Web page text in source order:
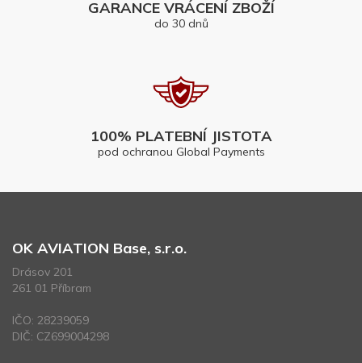
GARANCE VRÁCENÍ ZBOŽÍ
do 30 dnů
100% PLATEBNÍ JISTOTA
pod ochranou Global Payments
OK AVIATION Base, s.r.o.
Drásov 201
261 01 Příbram
IČO: 28239059
DIČ: CZ699004298